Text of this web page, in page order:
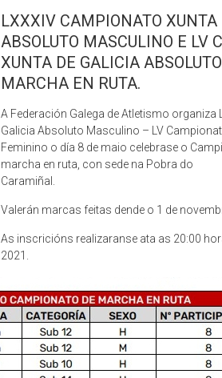
LXXXIV CAMPIONATO XUNTA
ABSOLUTO MASCULINO E LV
XUNTA DE GALICIA
MARCHA EN RUTA.
A Federación Galega de Atletismo organiza
Galicia Absoluto Masculino – LV
Feminino o día 8 de maio celebrase o
marcha en ruta, con sede na Pobra do
Caramiñal.
Valerán marcas feitas dende o 1 de
As inscricións realizaranse ata as 20:00
2021.